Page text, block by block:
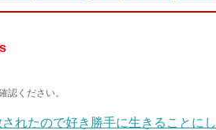
認ください。
れたので好き勝手に生きることにし